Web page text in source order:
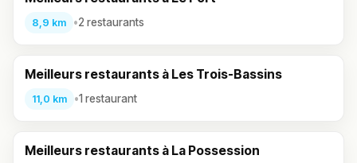
8,9 km •2 restaurants
Meilleurs restaurants à Les Trois-Bassins
11,0 km •1 restaurant
Meilleurs restaurants à La Possession